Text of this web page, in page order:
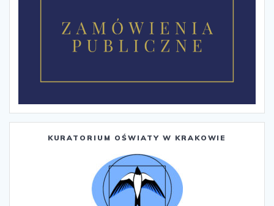
KURATORIUM OŚWIATY W KRAKOWIE